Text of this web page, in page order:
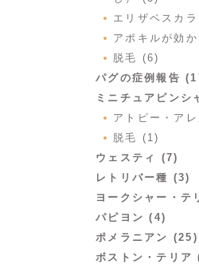
エリザベスカ
アポキルが効
脱毛 (6)
パグの症例報告
ミニチュアピンシ
アトピー・ア
脱毛 (1)
ウェスティ (7)
レトリバー種 (3)
ヨークシャー・テ
パピヨン (4)
ポメラニアン (25)
ボストン・テリア